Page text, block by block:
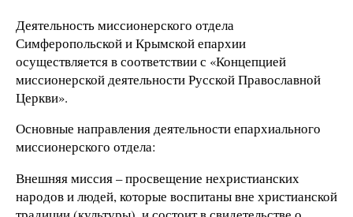
Деятельность миссионерского отдела
Симферопольской и Крымской епархии
осуществляется в соответствии с «Концепцией
миссионерской деятельности Русской Православной
Церкви».
Основные направления деятельности епархиального
миссионерского отдела:
Внешняя миссия – просвещение нехристианских
народов и людей, которые воспитаны вне христианской